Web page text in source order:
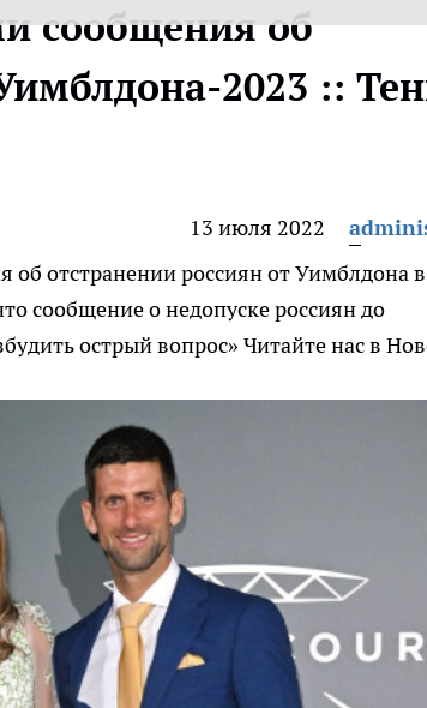
сообщения об
2023 ::
13 июля 2022
отстранении россиян от Уимблдона
сообщение о недопуске россиян до
острый вопрос» Читайте нас в